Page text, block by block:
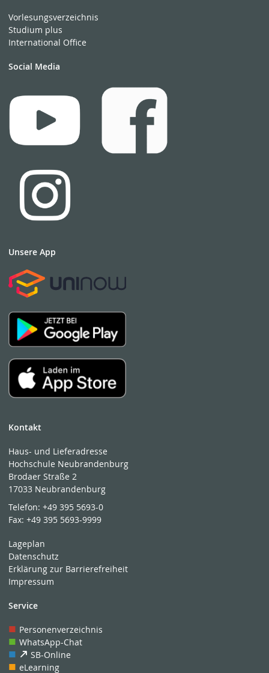
Vorlesungsverzeichnis
Studium plus
International Office
Social Media
Unsere App
Kontakt
Haus- und Lieferadresse
Hochschule Neubrandenburg
Brodaer Straße 2
17033 Neubrandenburg
Telefon:+49 395 5693-0
Fax:+49 395 5693-9999
Lageplan
Datenschutz
Erklärung zur Barrierefreiheit
Impressum
Service
Personenverzeichnis
WhatsApp-Chat
SB-Online
eLearning